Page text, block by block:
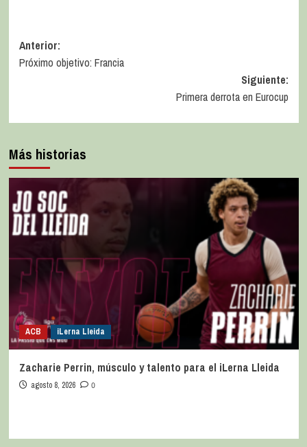
Anterior:
Próximo objetivo: Francia
Siguiente:
Primera derrota en Eurocup
Más historias
ACB iLerna Lleida
Zacharie Perrin, músculo y talento para el iLerna Lleida
agosto 8, 2026 0